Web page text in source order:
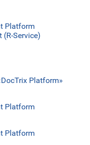
Platform
(R-Service)
Platform»
Platform
Platform